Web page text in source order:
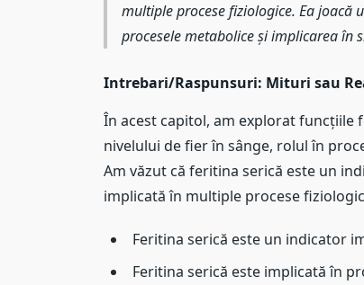
multiple procese fiziologice. Ea joacă
procesele metabolice și implicarea în
Intrebari/Raspunsuri: Mituri sau
În acest capitol, am explorat funcțiile
nivelului de fier în sânge, rolul în
Am văzut că feritina serică este un
implicată în multiple procese
Feritina serică este un indicator
Feritina serică este implicată în